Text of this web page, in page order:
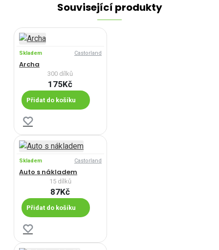
Související produkty
Skladem Castorland
Archa
300 dílků
175Kč
Přidat do košíku
Skladem Castorland
Auto s nákladem
15 dílků
87Kč
Přidat do košíku